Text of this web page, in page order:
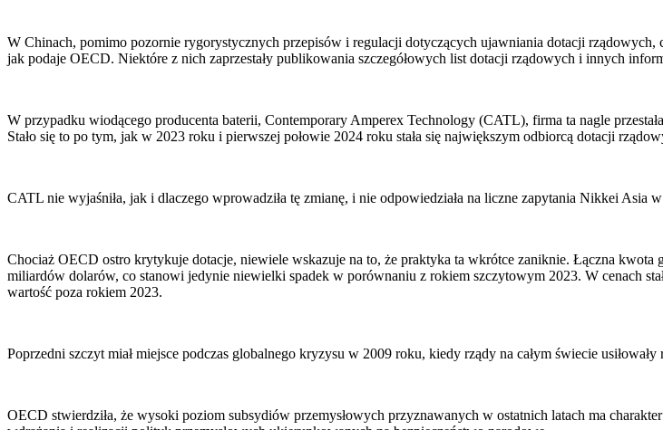
W Chinach, pomimo pozornie rygorystycznych przepisów i regulacji dotyczących ujawniania dotacji
jak podaje OECD. Niektóre z nich zaprzestały publikowania szczegółowych list dotacji rządowych i innych
W przypadku wiodącego producenta baterii, Contemporary Amperex Technology (CATL), firma ta nagle
Stało się to po tym, jak w 2023 roku i pierwszej połowie 2024 roku stała się największym odbiorcą dotacji
CATL nie wyjaśniła, jak i dlaczego wprowadziła tę zmianę, i nie odpowiedziała na liczne zapytania Nikkei Asia
Chociaż OECD ostro krytykuje dotacje, niewiele wskazuje na to, że praktyka ta wkrótce zaniknie. Łączna
miliardów dolarów, co stanowi jedynie niewielki spadek w porównaniu z rokiem szczytowym 2023. W cenach
wartość poza rokiem 2023.
Poprzedni szczyt miał miejsce podczas globalnego kryzysu w 2009 roku, kiedy rządy na całym świecie usiłowały
OECD stwierdziła, że wysoki poziom subsydiów przemysłowych przyznawanych w ostatnich latach ma